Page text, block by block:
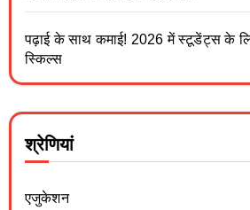
पढ़ाई के साथ कमाई! 2026 में स्टूडेंट्स के
स्किल्स
श्रेणियां
एजुकेशन